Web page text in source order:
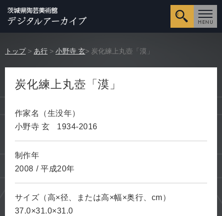
詳細検
トップ > あ行 > 小野寺 玄> 炭化練上丸壺「漠」
炭化練上丸壺「漠」
作家名（生没年）
小野寺 玄
1934-2016
制作年
2008 / 平成20年
サイズ（高×径、または高×幅×奥行、cm）
37.0×31.0×31.0